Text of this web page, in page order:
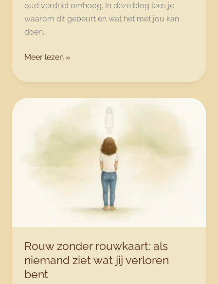
oud verdriet omhoog. In deze blog lees je
waarom dit gebeurt en wat het met jou kan
doen.
December:
donkere
dagen
Meer lezen »
Rouw zonder rouwkaart: als
niemand ziet wat jij verloren
bent